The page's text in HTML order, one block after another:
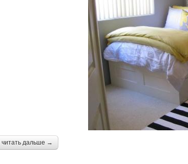
читать дальше →